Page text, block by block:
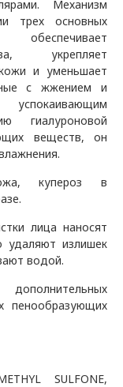
Механизм
трех основных
укрепляет
и уменьшает
с жжением и
успокаивающим
гиалуроновой
веществ, он
купероз в
лица наносят
удаляют излишек
водой.
пенообразующих
SULFONE,